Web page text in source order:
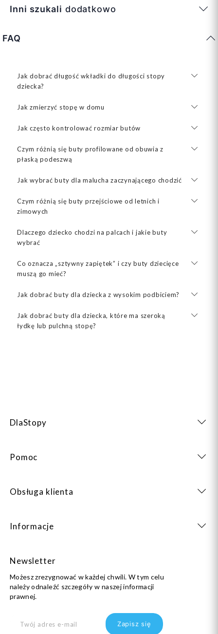
Inni szukali dodatkowo
FAQ
Jak dobrać długość wkładki do długości stopy
dziecka?
Jak zmierzyć stopę w domu
Jak często kontrolować rozmiar butów
Czym różnią się buty profilowane od obuwia z
płaską podeszwą
Jak wybrać buty dla malucha zaczynającego chodzić
Czym różnią się buty przejściowe od letnich i
zimowych
Dlaczego dziecko chodzi na palcach i jakie buty
wybrać
Co oznacza „sztywny zapiętek” i czy buty dziecięce
muszą go mieć?
Jak dobrać buty dla dziecka z wysokim podbiciem?
Jak dobrać buty dla dziecka, które ma szeroką
łydkę lub pulchną stopę?
DlaStopy
Pomoc
Obsługa klienta
Informacje
Newsletter
Możesz zrezygnować w każdej chwili. W tym celu
należy odnaleźć szczegóły w naszej informacji
prawnej.